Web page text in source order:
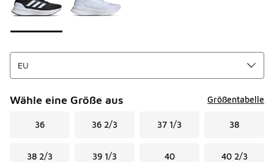
Wähle eine Größe aus Größentabelle
36 36 2/3 37 1/3 38
38 2/3 39 1/3 40 40 2/3